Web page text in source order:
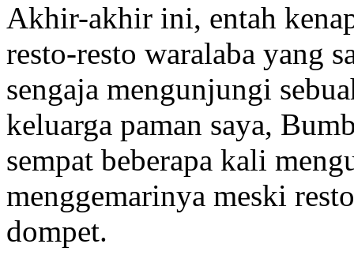
Akhir-akhir ini, entah
resto-resto waralaba yang
sengaja mengunjungi
keluarga paman saya,
sempat beberapa kali
menggemarinya meski
dompet.